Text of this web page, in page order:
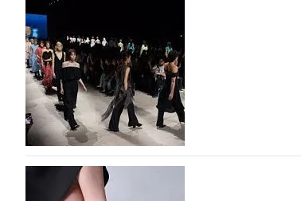
На участие в Московской неделе